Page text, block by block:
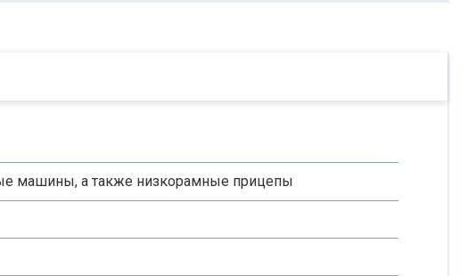
машины, а также низкорамные прицепы